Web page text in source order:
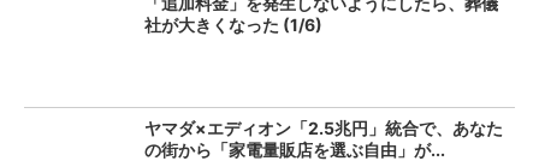
社が大きくなった (1/6)
ヤマダ×エディオン「2.5兆円」統合で、あなた
の街から「家電量販店を選ぶ自由」が...